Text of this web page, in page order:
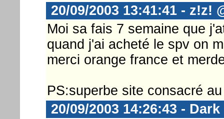
20/09/2003 13:41:41 - z!z!
Moi sa fais 7 semaine que
quand j'ai acheté le spv on
merci orange france et
PS:superbe site consacré
20/09/2003 14:26:43 -